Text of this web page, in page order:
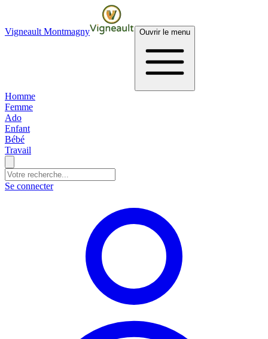
Vigneault Montmagny Ouvrir le menu
Homme
Femme
Ado
Enfant
Bébé
Travail
Se connecter